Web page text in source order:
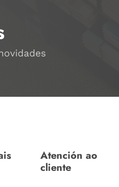
Atención ao
cliente